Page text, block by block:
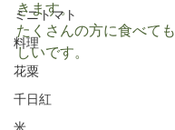
ミニトマト
料理
花粟
千日紅
きます。
たくさんの方に食べて
しいです。